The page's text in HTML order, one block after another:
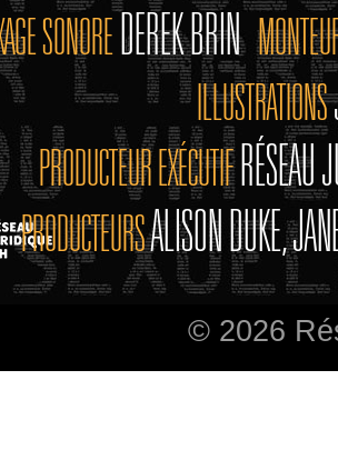
SONOREDEREK BRIN
ILLUSTRATIONS
PRODUCTEUR EXÉCUTIFRÉSEAU
PRODUCTEURSALISON DUKE,
© 2026